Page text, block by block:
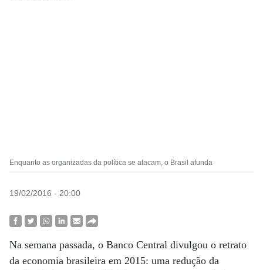
Enquanto as organizadas da política se atacam, o Brasil afunda
19/02/2016 - 20:00
Na semana passada, o Banco Central divulgou o retrato
da economia brasileira em 2015: uma redução da